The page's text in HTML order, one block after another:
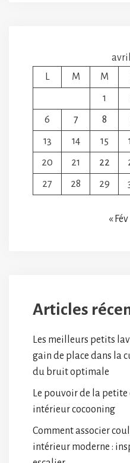
L
M M
1
6
7 8
13
14 15
20
21 22
27
28 29
« Fév
Articles
Les meilleurs petits
gain de place dans la
du bruit optimale
Le pouvoir de la
intérieur cocooning
Comment associer
intérieur moderne :